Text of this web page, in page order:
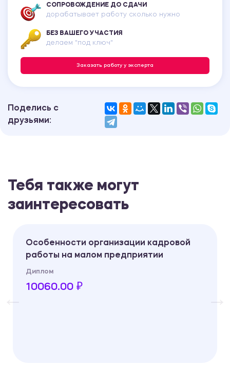
СОПРОВОЖДЕНИЕ ДО СДАЧИ
дорабатывает работу сколько нужно
БЕЗ ВАШЕГО УЧАСТИЯ
делаем "под ключ"
Заказать работу у эксперта
Поделись с
друзьями:
Тебя также могут
заинтересовать
Особенности организации кадровой
работы на малом предприятии
Диплом
10060.00 ₽